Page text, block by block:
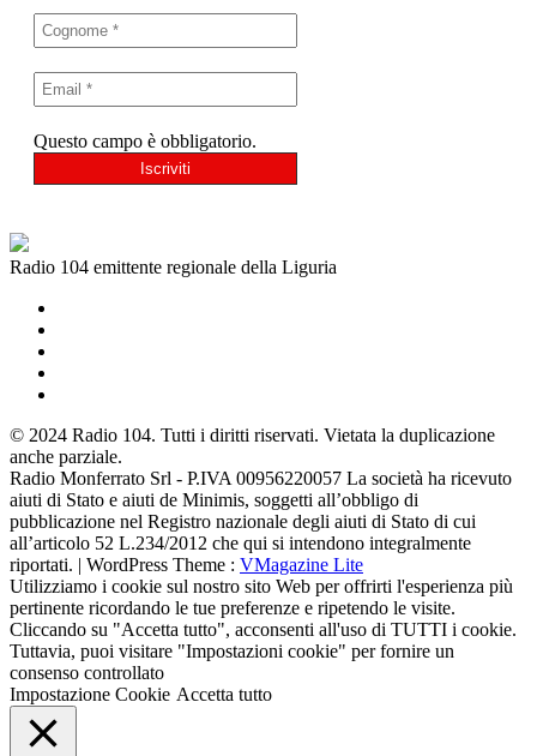
Questo campo è obbligatorio.
Radio 104 emittente regionale della Liguria
© 2024 Radio 104. Tutti i diritti riservati. Vietata la duplicazione
anche parziale.
Radio Monferrato Srl - P.IVA 00956220057 La società ha ricevuto
aiuti di Stato e aiuti de Minimis, soggetti all’obbligo di
pubblicazione nel Registro nazionale degli aiuti di Stato di cui
all’articolo 52 L.234/2012 che qui si intendono integralmente
riportati. | WordPress Theme : VMagazine Lite
Utilizziamo i cookie sul nostro sito Web per offrirti l'esperienza più
pertinente ricordando le tue preferenze e ripetendo le visite.
Cliccando su "Accetta tutto", acconsenti all'uso di TUTTI i cookie.
Tuttavia, puoi visitare "Impostazioni cookie" per fornire un
consenso controllato
Impostazione Cookie Accetta tutto